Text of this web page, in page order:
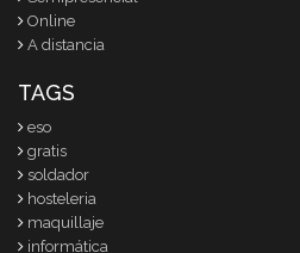
Online
A distancia
TAGS
eso
gratis
soldador
hosteleria
maquillaje
informática